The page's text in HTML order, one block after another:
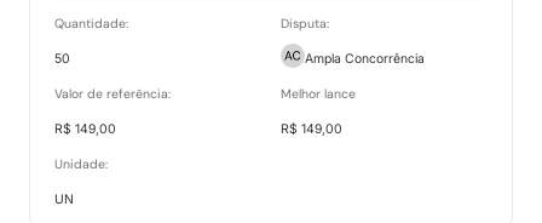
Quantidade:
50
Disputa:
Ampla Concorrência
Valor de referência:
R$ 149,00
Melhor lance
R$ 149,00
Unidade:
UN